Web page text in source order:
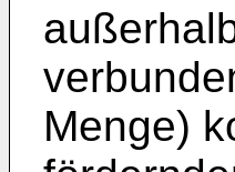
Menge)